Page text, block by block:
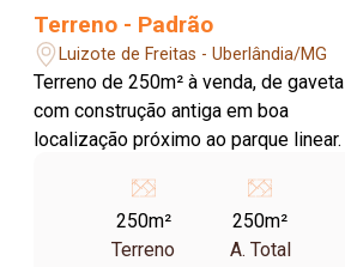
Terreno - Padrão
Luizote de Freitas - Uberlândia/MG
Terreno de 250m² à venda, de gaveta
com construção antiga em boa
localização próximo ao parque linear.
250m²
Terreno
250m²
A. Total